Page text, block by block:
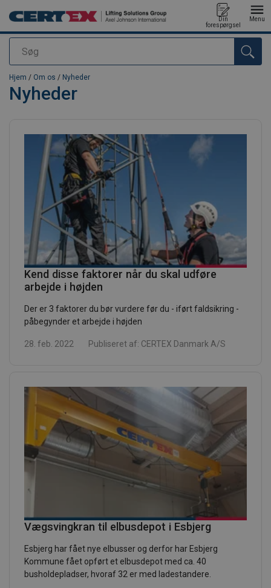
Søg
Din
forespørgsel
Menu
Produktet blev tilføjet til din forespørgsel
Hjem / Om os / Nyheder
Nyheder
Kend disse faktorer når du skal udføre
arbejde i højden
Der er 3 faktorer du bør vurdere før du - iført faldsikring -
påbegynder et arbejde i højden
28. feb. 2022 Publiseret af: CERTEX Danmark A/S
Vægsvingkran til elbusdepot i Esbjerg
Esbjerg har fået nye elbusser og derfor har Esbjerg
Kommune fået opført et elbusdepot med ca. 40
busholdepladser, hvoraf 32 er med ladestandere.